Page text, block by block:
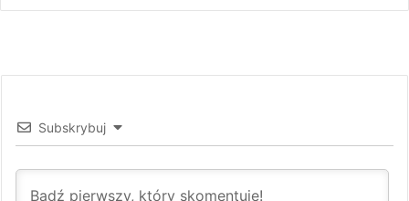
Subskrybuj